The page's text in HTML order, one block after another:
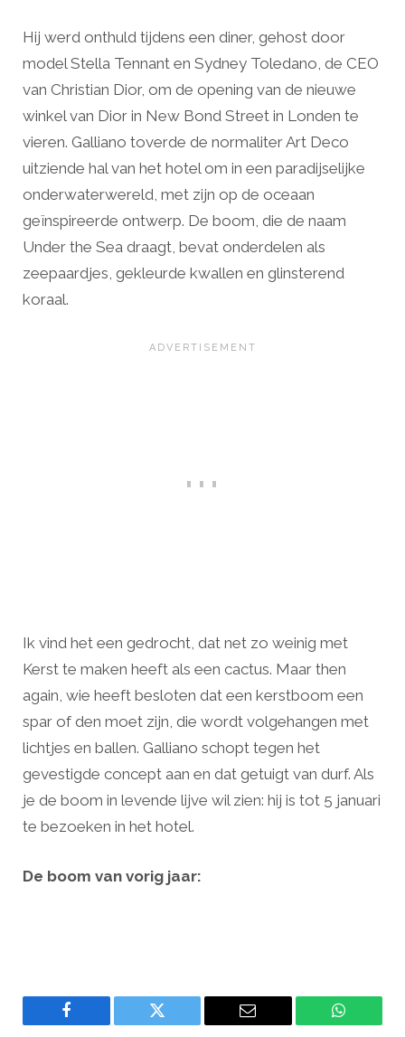
Hij werd onthuld tijdens een diner, gehost door
model Stella Tennant en Sydney Toledano, de CEO
van Christian Dior, om de opening van de nieuwe
winkel van Dior in New Bond Street in Londen te
vieren. Galliano toverde de normaliter Art Deco
uitziende hal van het hotel om in een paradijselijke
onderwaterwereld, met zijn op de oceaan
geïnspireerde ontwerp. De boom, die de naam
Under the Sea draagt, bevat onderdelen als
zeepaardjes, gekleurde kwallen en glinsterend
koraal.
Ik vind het een gedrocht, dat net zo weinig met
Kerst te maken heeft als een cactus. Maar then
again, wie heeft besloten dat een kerstboom een
spar of den moet zijn, die wordt volgehangen met
lichtjes en ballen. Galliano schopt tegen het
gevestigde concept aan en dat getuigt van durf. Als
je de boom in levende lijve wil zien: hij is tot 5 januari
te bezoeken in het hotel.
De boom van vorig jaar:
Facebook Twitter Email